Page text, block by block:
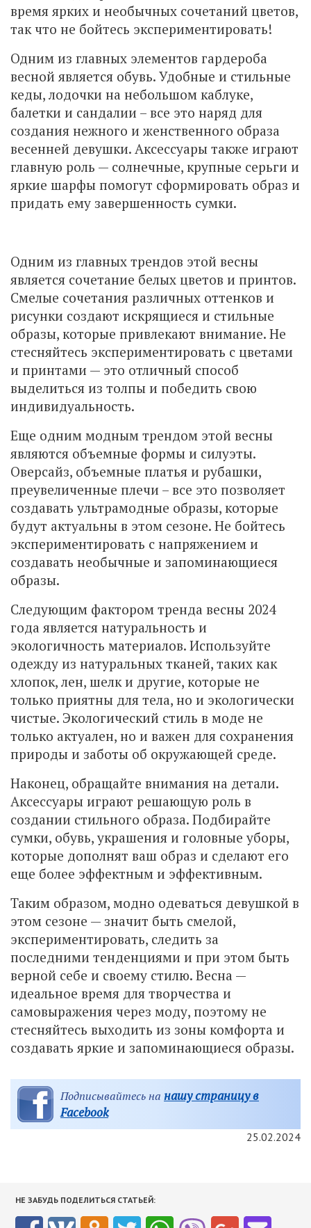
время ярких и необычных сочетаний цветов,
так что не бойтесь экспериментировать!
Одним из главных элементов гардероба
весной является обувь. Удобные и стильные
кеды, лодочки на небольшом каблуке,
балетки и сандалии – все это наряд для
создания нежного и женственного образа
весенней девушки. Аксессуары также играют
главную роль — солнечные, крупные серьги и
яркие шарфы помогут сформировать образ и
придать ему завершенность сумки.
Одним из главных трендов этой весны
является сочетание белых цветов и принтов.
Смелые сочетания различных оттенков и
рисунки создают искрящиеся и стильные
образы, которые привлекают внимание. Не
стесняйтесь экспериментировать с цветами
и принтами — это отличный способ
выделиться из толпы и победить свою
индивидуальность.
Еще одним модным трендом этой весны
являются объемные формы и силуэты.
Оверсайз, объемные платья и рубашки,
преувеличенные плечи – все это позволяет
создавать ультрамодные образы, которые
будут актуальны в этом сезоне. Не бойтесь
экспериментировать с напряжением и
создавать необычные и запоминающиеся
образы.
Следующим фактором тренда весны 2024
года является натуральность и
экологичность материалов. Используйте
одежду из натуральных тканей, таких как
хлопок, лен, шелк и другие, которые не
только приятны для тела, но и экологически
чистые. Экологический стиль в моде не
только актуален, но и важен для сохранения
природы и заботы об окружающей среде.
Наконец, обращайте внимания на детали.
Аксессуары играют решающую роль в
создании стильного образа. Подбирайте
сумки, обувь, украшения и головные уборы,
которые дополнят ваш образ и сделают его
еще более эффектным и эффективным.
Таким образом, модно одеваться девушкой в
​​этом сезоне — значит быть смелой,
экспериментировать, следить за
последними тенденциями и при этом быть
верной себе и своему стилю. Весна —
идеальное время для творчества и
самовыражения через моду, поэтому не
стесняйтесь выходить из зоны комфорта и
создавать яркие и запоминающиеся образы.
Подписывайтесь на нашу страницу в
Facebook
25.02.2024
НЕ ЗАБУДЬ ПОДЕЛИТЬСЯ СТАТЬЕЙ: